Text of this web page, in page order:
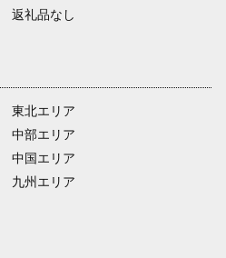
返礼品なし
東北エリア
中部エリア
中国エリア
九州エリア